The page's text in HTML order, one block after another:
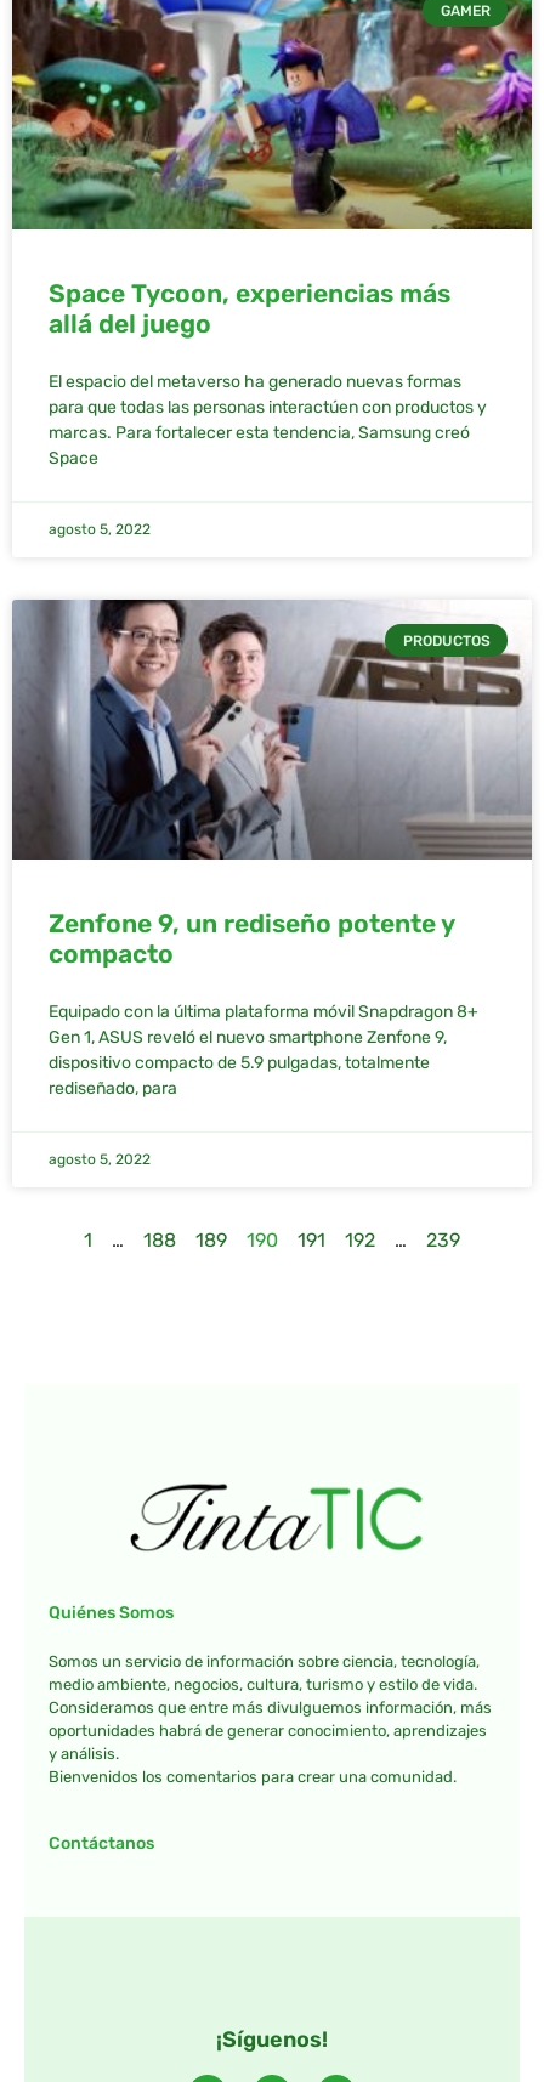
GAMER
Space Tycoon, experiencias más
allá del juego
El espacio del metaverso ha generado nuevas formas
para que todas las personas interactúen con productos y
marcas. Para fortalecer esta tendencia, Samsung creó
Space
agosto 5, 2022
PRODUCTOS
Zenfone 9, un rediseño potente y
compacto
Equipado con la última plataforma móvil Snapdragon 8+
Gen 1, ASUS reveló el nuevo smartphone Zenfone 9,
dispositivo compacto de 5.9 pulgadas, totalmente
rediseñado, para
agosto 5, 2022
1 … 188 189 190 191 192 … 239
Quiénes Somos
Somos un servicio de información sobre ciencia, tecnología,
medio ambiente, negocios, cultura, turismo y estilo de vida.
Consideramos que entre más divulguemos información, más
oportunidades habrá de generar conocimiento, aprendizajes
y análisis.
Bienvenidos los comentarios para crear una comunidad.
Contáctanos
¡Síguenos!